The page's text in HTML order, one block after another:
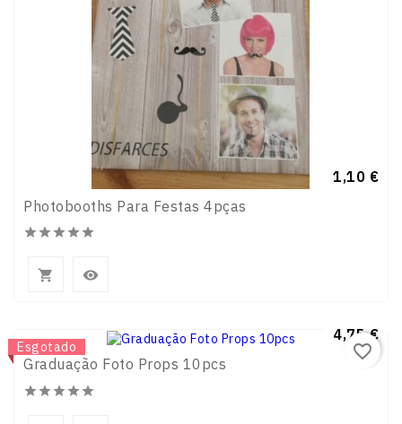
Preço
1,10 €
Photobooths Para Festas 4pças

 
Preço
4,75 €
Novo
Esgotado
Graduação Foto Props 10pcs

favorite_border